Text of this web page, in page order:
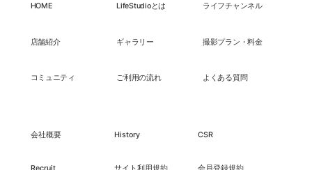
HOME LifeStudioとは ライフチャンネル
店舗紹介 ギャラリー 撮影プラン・料金
コミュニティ ご利用の流れ よくある質問
会社概要 History CSR